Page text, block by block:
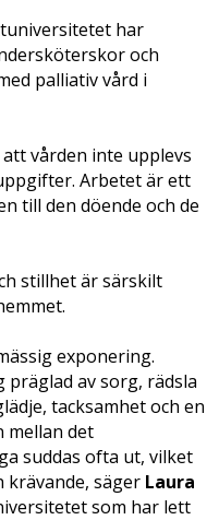
har
och
palliativ vård i
vården inte upplevs
Arbetet är ett
till den döende och de
stillhet är särskilt
exponering.
präglad av sorg, rädsla
tacksamhet och en
mellan det
suddas ofta ut, vilket
krävande, säger Laura
som har lett